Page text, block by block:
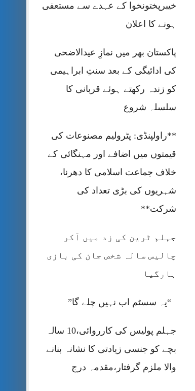
خیبرپختونخوا کے عہدے سے مستعفی
ہونے کا اعلان
پاکستان بھر میں نمازِ عیدالاضحی
کی ادائیگی کے بعد سنتِ ابراہیمی
کو زندہ رکھتے ہوئے قربانی کا
سلسلہ شروع
**راولپنڈی: پٹرولیم مصنوعات کی
قیمتوں میں اضافے اور مہنگائی کے
خلاف جماعت اسلامی کا دھرنا،
شہریوں کی بڑی تعداد کی
شرکت**
جہلم ٹرین کی زد میں آکر
چالیس سالہ شخص جان کی بازی
ہارگیا
“یہ سسٹم اب نہیں چلے گا”
جہلم پولیس کی کارروائی،10 سالہ
بچے کو جنسی زیادتی کا نشانہ بنانے
والا ملزم گرفتار،مقدمہ درج